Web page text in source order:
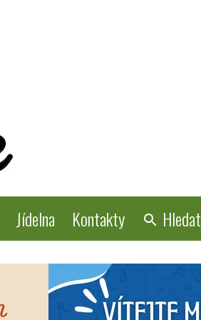
Jídelna Kontakty Hledat